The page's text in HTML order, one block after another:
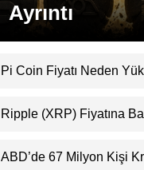
Ayrıntı
Pi Coin Fiyatı Neden
Destekledi
Ripple (XRP) Fiyatına
Uyarı
ABD’de 67 Milyon Kişi